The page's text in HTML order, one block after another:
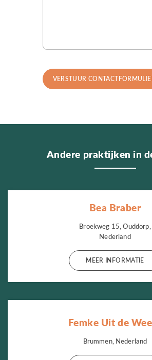
Andere praktijken in
Bea Braber
Broekweg 15, Ouddorp,
Nederland
MEER INFORMATIE
Femke Uit de
Brummen, Nederland